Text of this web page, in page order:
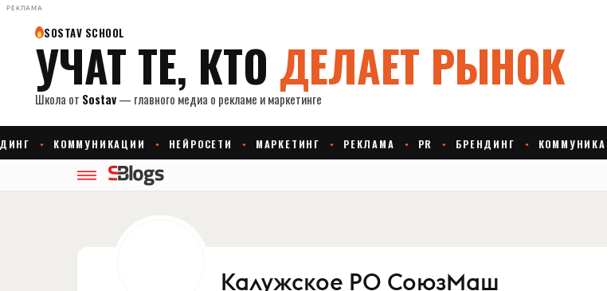
РЕКЛАМА
Калужское РО СоюзМаш